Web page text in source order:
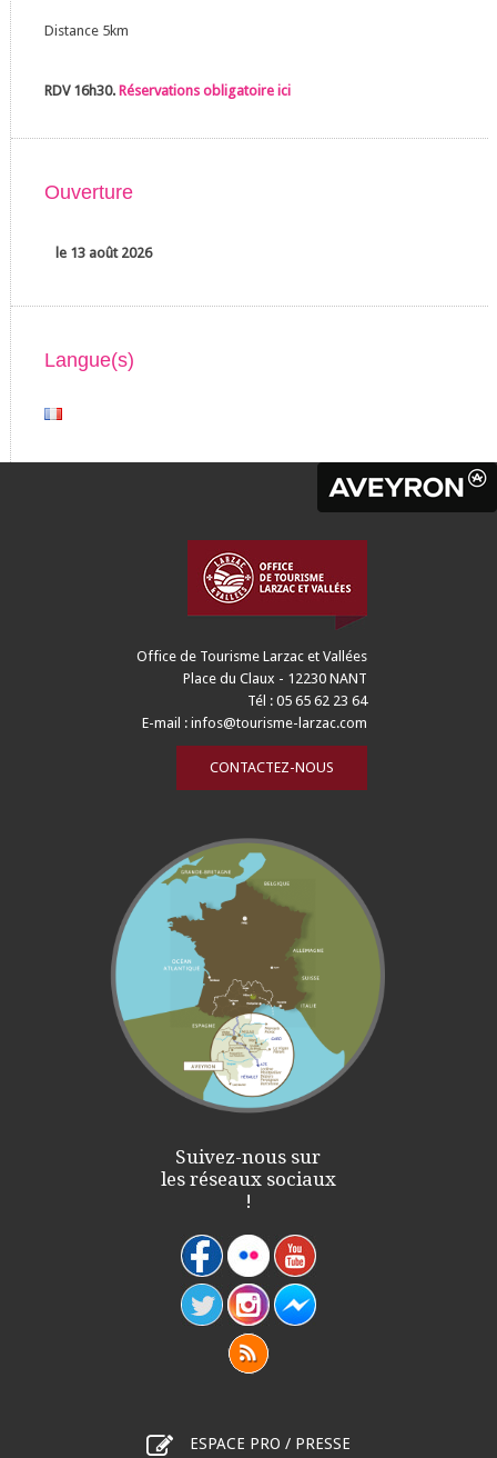
Distance 5km
RDV 16h30. Réservations obligatoire ici
Ouverture
le 13 août 2026
Langue(s)
Office de Tourisme Larzac et Vallées
Place du Claux - 12230 NANT
Tél : 05 65 62 23 64
E-mail :infos@tourisme-larzac.com
CONTACTEZ-NOUS
Suivez-nous sur
les réseaux sociaux
!
ESPACE PRO / PRESSE